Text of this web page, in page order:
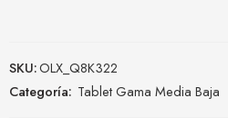
SKU:OLX_Q8K322
Categoría: Tablet Gama Media Baja